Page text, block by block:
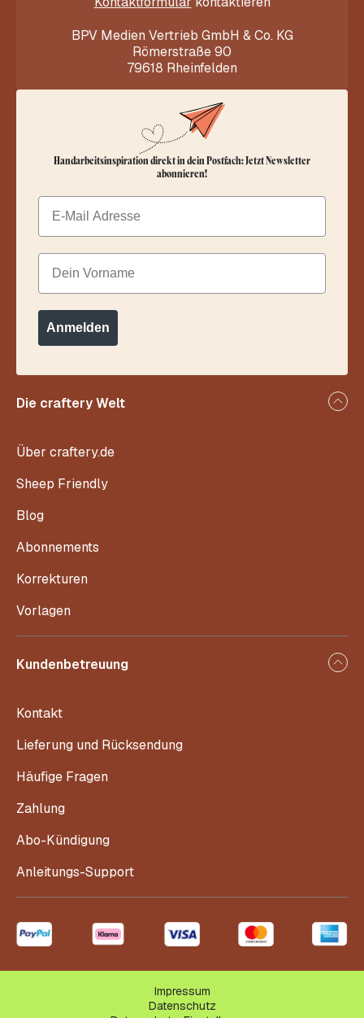
BPV Medien Vertrieb GmbH & Co. KG
Römerstraße 90
79618 Rheinfelden
Die craftery Welt
Über craftery.de
Sheep Friendly
Blog
Abonnements
Korrekturen
Vorlagen
Kundenbetreuung
Kontakt
Lieferung und Rücksendung
Häufige Fragen
Zahlung
Abo-Kündigung
Anleitungs-Support
Handarbeitsinspiration direkt in dein Postfach: Jetzt Newsletter
abonnieren!
Email
Dein Vorname
Anmelden
Impressum
Datenschutz